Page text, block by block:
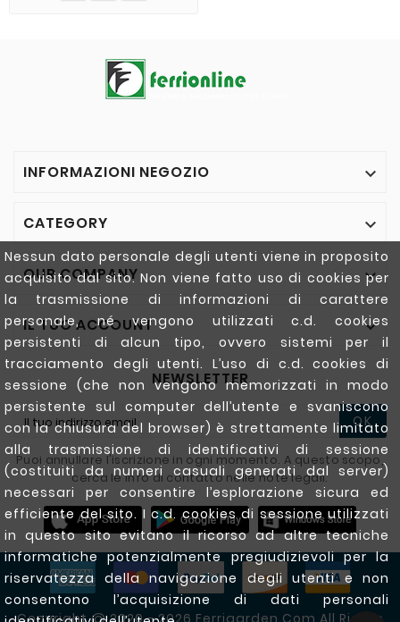
Nessun dato personale degli utenti viene in proposito
acquisito dal sito. Non viene fatto uso di cookies per
la trasmissione di informazioni di carattere
personale, né vengono utilizzati c.d. cookies
persistenti di alcun tipo, ovvero sistemi per il
tracciamento degli utenti. L’uso di c.d. cookies di
sessione (che non vengono memorizzati in modo
persistente sul computer dell’utente e svaniscono
con la chiusura del browser) è strettamente limitato
alla trasmissione di identificativi di sessione
(costituiti da numeri casuali generati dal server)
necessari per consentire l’esplorazione sicura ed
efficiente del sito. I c.d. cookies di sessione utilizzati
in questo sito evitano il ricorso ad altre tecniche
informatiche potenzialmente pregiudizievoli per la
riservatezza della navigazione degli utenti e non
consentono l’acquisizione di dati personali
INFORMAZIONI NEGOZIO 
CATEGORY 
OUR COMPANY 
IL TUO ACCOUNT 
NEWSLETTER
OK
Puoi annullare l'iscrizione in ogni momento. A questo scopo,
cerca le info di contatto nelle note legali.